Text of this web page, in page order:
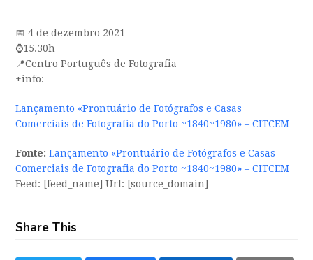
📅 4 de dezembro 2021
⌚️15.30h
📍Centro Português de Fotografia
+info:
Lançamento «Prontuário de Fotógrafos e Casas
Comerciais de Fotografia do Porto ~1840~1980» – CITCEM
Fonte: Lançamento «Prontuário de Fotógrafos e Casas
Comerciais de Fotografia do Porto ~1840~1980» – CITCEM
Feed: [feed_name] Url: [source_domain]
Share This